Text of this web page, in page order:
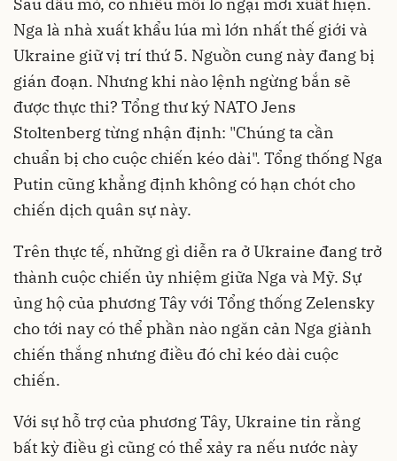
Nga là nhà xuất khẩu lúa mì lớn nhất thế giới và
Ukraine giữ vị trí thứ 5. Nguồn cung này đang bị
gián đoạn. Nhưng khi nào lệnh ngừng bắn sẽ
được thực thi? Tổng thư ký NATO Jens
Stoltenberg từng nhận định: "Chúng ta cần
chuẩn bị cho cuộc chiến kéo dài". Tổng thống Nga
Putin cũng khẳng định không có hạn chót cho
chiến dịch quân sự này.
Trên thực tế, những gì diễn ra ở Ukraine đang trở
thành cuộc chiến ủy nhiệm giữa Nga và Mỹ. Sự
ủng hộ của phương Tây với Tổng thống Zelensky
cho tới nay có thể phần nào ngăn cản Nga giành
chiến thắng nhưng điều đó chỉ kéo dài cuộc
chiến.
Với sự hỗ trợ của phương Tây, Ukraine tin rằng
bất kỳ điều gì cũng có thể xảy ra nếu nước này